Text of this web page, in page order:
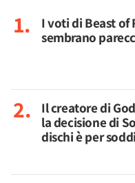
I voti di Beast
sembrano
Il creatore di
la decisione di
dischi è per